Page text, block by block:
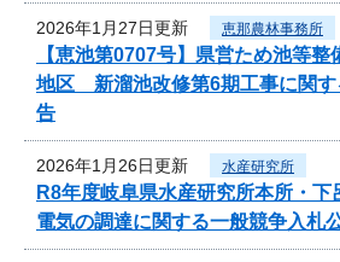
2026年1月27日更新 恵那農林事務所
【恵池第0707号】県営ため池等
地区 新溜池改修第6期工事に関す
告
2026年1月26日更新 水産研究所
R8年度岐阜県水産研究所本所・下
電気の調達に関する一般競争入札